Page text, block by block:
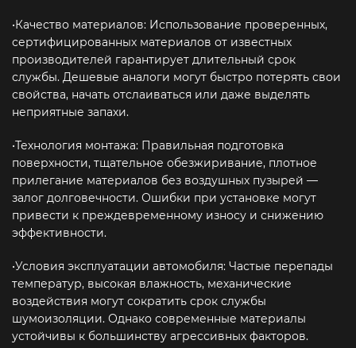
•Качество материалов: Использование проверенных,
сертифицированных материалов от известных
производителей гарантирует длительный срок
службы. Дешевые аналоги могут быстро потерять свои
свойства, начать отслаиваться или даже выделять
неприятные запахи.
•Технология монтажа: Правильная подготовка
поверхности, тщательное обезжиривание, плотное
прилегание материалов без воздушных пузырей —
залог долговечности. Ошибки при установке могут
привести к преждевременному износу и снижению
эффективности.
•Условия эксплуатации автомобиля: Частые перепады
температур, высокая влажность, механические
воздействия могут сократить срок службы
шумоизоляции. Однако современные материалы
устойчивы к большинству агрессивных факторов.